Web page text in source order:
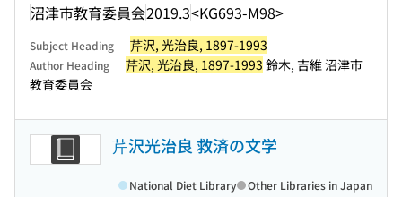
沼津市教育委員会2019.3<KG693-M98>
Subject Heading 芹沢, 光治良, 1897-1993
Author Heading 芹沢, 光治良, 1897-1993 鈴木, 吉維 沼津市
教育委員会
芹沢光治良 救済の文学
National Diet Library Other Libraries in Japan